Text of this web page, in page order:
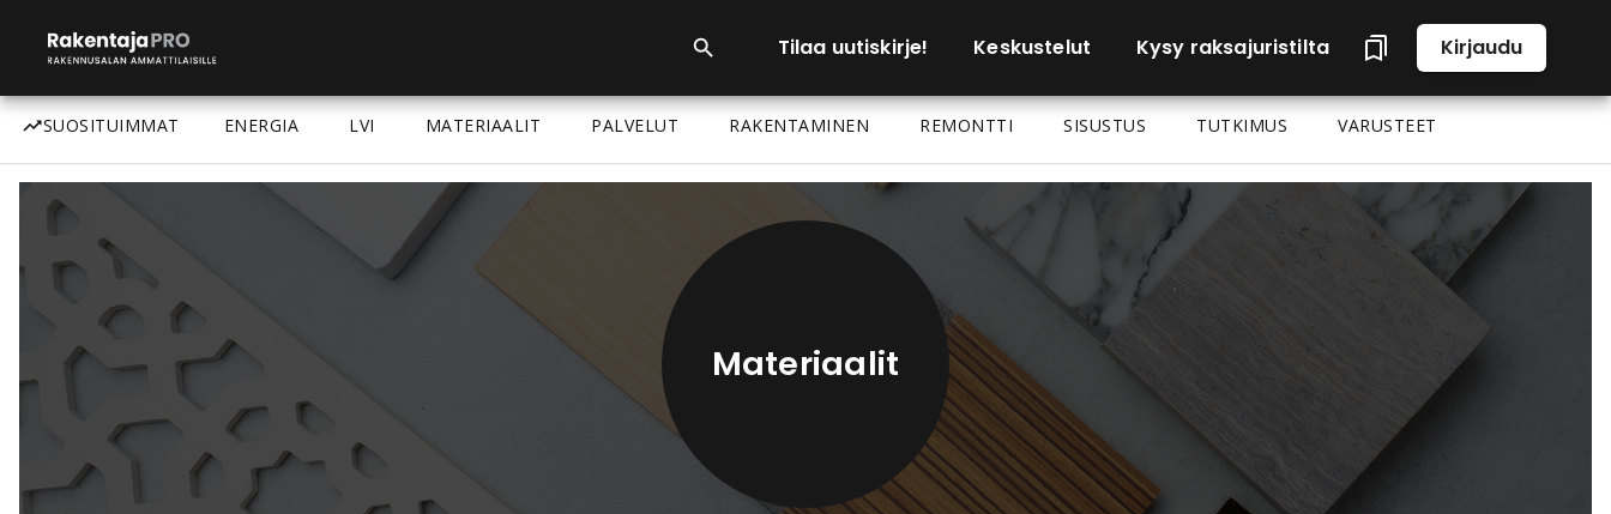
Tilaa uutiskirje! Keskustelut Kysy raksajuristilta Kirjaudu
SUOSITUIMMAT ENERGIA LVI MATERIAALIT PALVELUT RAKENTAMINEN REMONTTI SISUSTUS TUTKIMUS VARUSTEET
Materiaalit